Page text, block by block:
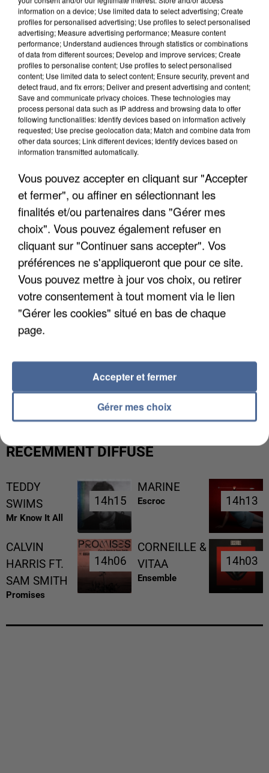
APRÈS TOUTES CES CANICULES, LES REFUGES
DE FAUNE SAUVAGE SONT...
L’UN DES FONDATEURS SUPPOSÉS DE LA DZ
MAFIA INTERPELLÉ EN ALGÉRIE
RÉCEMMENT DIFFUSÉ
TEDDY
SWIMS
Mr Know It All
14h15
14h15
MARINE
Escroc 14h13
14h13
CALVIN
HARRIS FT.
SAM SMITH
Promises
14h06
14h06
CORNEILLE &
VITAA
Ensemble
14h03
14h03
information on a device; Use limited data to select advertising; Create
profiles for personalised advertising; Use profiles to select personalised
advertising; Measure advertising performance; Measure content
performance; Understand audiences through statistics or combinations
of data from different sources; Develop and improve services; Create
profiles to personalise content; Use profiles to select personalised
content; Use limited data to select content; Ensure security, prevent and
detect fraud, and fix errors; Deliver and present advertising and content;
Save and communicate privacy choices. These technologies may
process personal data such as IP address and browsing data to offer
following functionalities: Identify devices based on information actively
requested; Use precise geolocation data; Match and combine data from
other data sources; Link different devices; Identify devices based on
information transmitted automatically.
Vous pouvez accepter en cliquant sur "Accepter
et fermer", ou affiner en sélectionnant les
finalités et/ou partenaires dans "Gérer mes
choix". Vous pouvez également refuser en
cliquant sur "Continuer sans accepter". Vos
préférences ne s'appliqueront que pour ce site.
Vous pouvez mettre à jour vos choix, ou retirer
votre consentement à tout moment via le lien
"Gérer les cookies" situé en bas de chaque
page.
Gérer mes choix
Accepter et fermer